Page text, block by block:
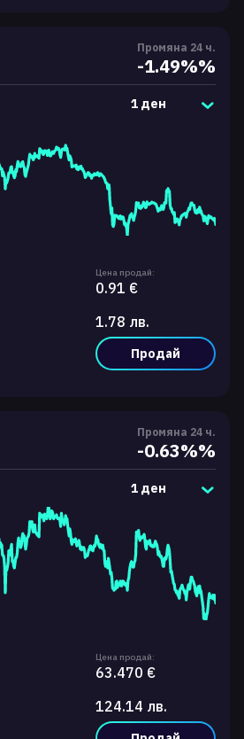
Промяна 24 ч.
-1.49%%
1 ден
Цена продай:
0.91 €
1.78 лв.
Продай
Промяна 24 ч.
-0.63%%
1 ден
Цена продай:
63.470 €
124.14 лв.